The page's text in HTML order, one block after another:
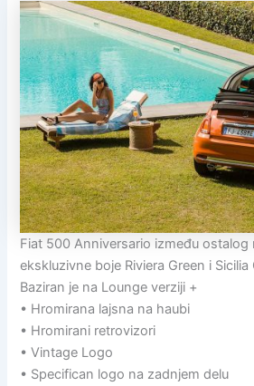
Fiat 500 Anniversario između ostalog
ekskluzivne boje Riviera Green i Sicilia
Baziran je na Lounge verziji +
• Hromirana lajsna na haubi
• Hromirani retrovizori
• Vintage Logo
• Specifican logo na zadnjem delu